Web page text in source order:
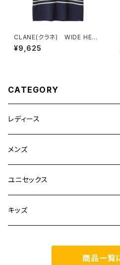
CLANE(クラネ) WIDE HENL
EY NECK N/S BORDER TOP
S
¥9,625
CATEGORY
レディース
CLANE
TOPS
BOTTOMS
TEN.
ETRE TOKYO
メンズ
FUJITO
TOPS
CURLY
ユニセックス
20/80
キッズ
商品一覧